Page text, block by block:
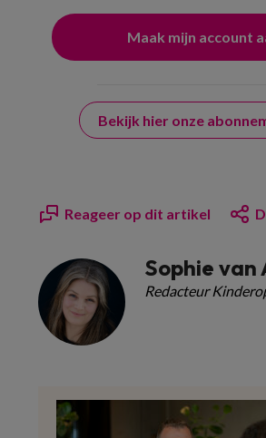
Bekijk hier onze
Reageer op dit artikel
Sophie van
Redacteur